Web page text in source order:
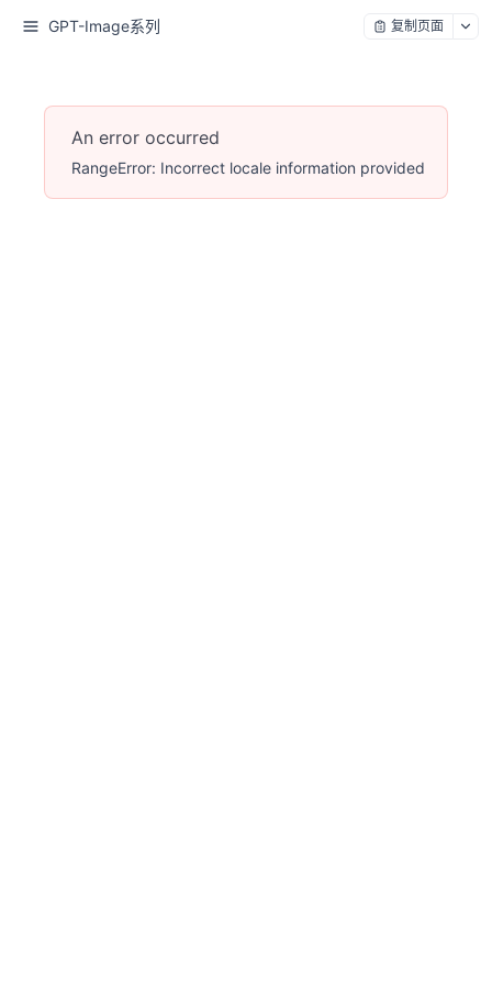
GPT-Image系列 复制页面
An error occurred
RangeError: Incorrect locale information provided